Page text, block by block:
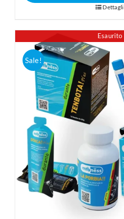
Dettagli
Esaurito
Sale!